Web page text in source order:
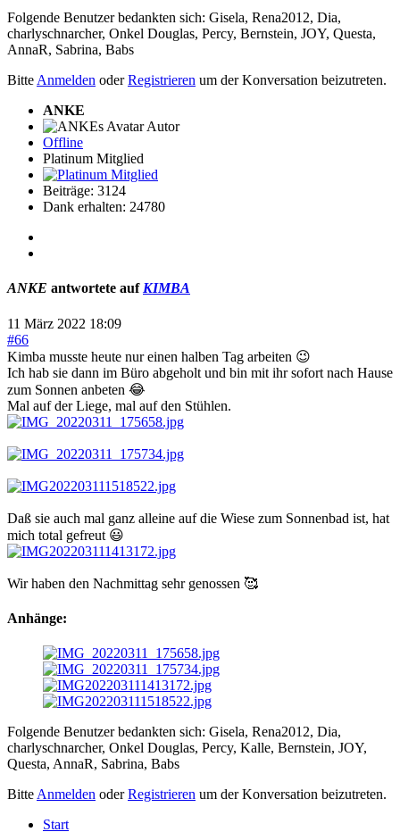
Folgende Benutzer bedankten sich: Gisela, Rena2012, Dia,
charlyschnarcher, Onkel Douglas, Percy, Bernstein, JOY, Questa,
AnnaR, Sabrina, Babs
Bitte Anmelden oderRegistrieren um der Konversation beizutreten.
ANKE
Autor
Offline
Platinum Mitglied
Beiträge: 3124
Dank erhalten: 24780
ANKE antwortete aufKIMBA
11 März 2022 18:09
#66
Kimba musste heute nur einen halben Tag arbeiten 😉
Ich hab sie dann im Büro abgeholt und bin mit ihr sofort nach Hause
zum Sonnen anbeten 😂
Mal auf der Liege, mal auf den Stühlen.
Daß sie auch mal ganz alleine auf die Wiese zum Sonnenbad ist, hat
mich total gefreut 😃
Wir haben den Nachmittag sehr genossen 🥰
Anhänge:
Folgende Benutzer bedankten sich: Gisela, Rena2012, Dia,
charlyschnarcher, Onkel Douglas, Percy, Kalle, Bernstein, JOY,
Questa, AnnaR, Sabrina, Babs
Bitte Anmelden oderRegistrieren um der Konversation beizutreten.
Start